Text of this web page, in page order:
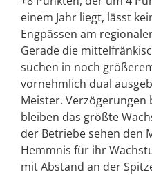
einem Jahr liegt, lässt
Engpässen am
Gerade die
suchen in noch
vornehmlich dual
Meister. Verzögerungen
bleiben das größte
der Betriebe sehen den
Hemmnis für ihr
mit Abstand an der